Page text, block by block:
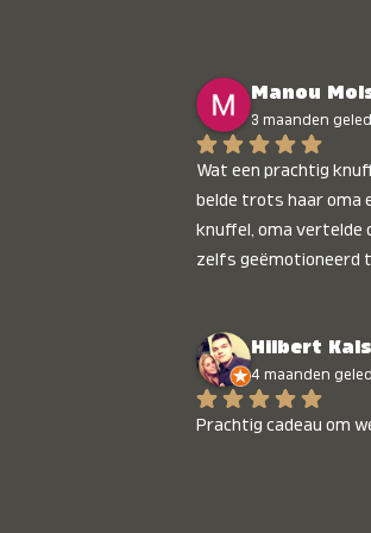
Manou
3 maanden
Wat een prachtig
belde trots haar oma
knuffel, oma vertelde
zelfs geëmotioneerd
Hilbert
4 maanden
Prachtig cadeau om